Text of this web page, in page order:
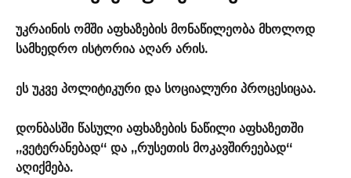
უკრაინის ომში აფხაზების მონაწილეობა მხოლოდ
სამხედრო ისტორია აღარ არის.
ეს უკვე პოლიტიკური და სოციალური პროცესიცაა.
დონბასში წასული აფხაზების ნაწილი აფხაზეთში
„ვეტერანებად“ და „რუსეთის მოკავშირეებად“
აღიქმება.